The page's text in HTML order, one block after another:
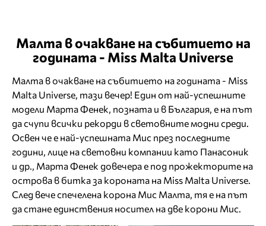
Малта в очакване на събитието на
годината - Miss Malta Universe
Малта в очакване на събитието на годината - Miss
Malta Universe, тази вечер! Един от най-успешните
модели Марта Фенек, позната и в България, е на път
да счупи всички рекорди в световните модни среди.
Освен че е най-успешната Мис през последните
години, лице на световни компании като Панасоник
и др., Марта Фенек довечера е под прожекторите на
острова в битка за короната на Miss Malta Universe.
След вече спечелена корона Мис Малта, тя е на път
да стане единствения носител на две корони Мис.